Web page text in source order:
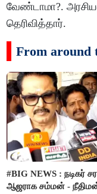
வேண்டாமா?.
தெரிவித்தார்.
From around
#BIG NEWS : நடிகர்
ஆஜராக சம்மன் -